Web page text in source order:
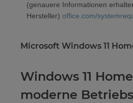
(genauere Informationen
Hersteller) office.com/
Microsoft Windows 11
Windows 11
moderne